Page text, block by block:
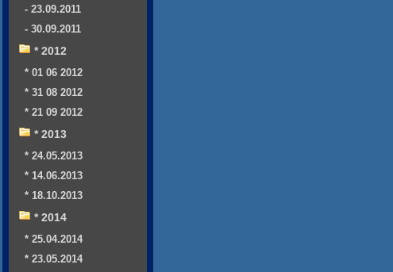
- 23.09.2011
- 30.09.2011
* 2012
* 01 06 2012
* 31 08 2012
* 21 09 2012
* 2013
* 24.05.2013
* 14.06.2013
* 18.10.2013
* 2014
* 25.04.2014
* 23.05.2014